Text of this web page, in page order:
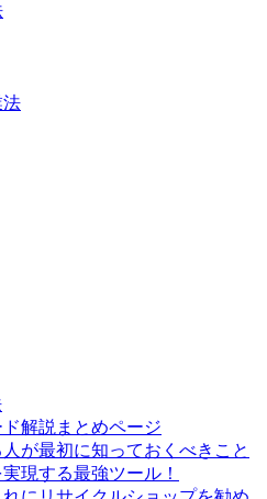
法
解説まとめページ
が最初に知っておくべきこと
現する最強ツール！